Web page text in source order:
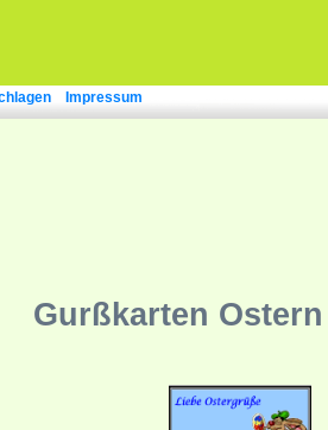
Impressum
Gurßkarten Ostern